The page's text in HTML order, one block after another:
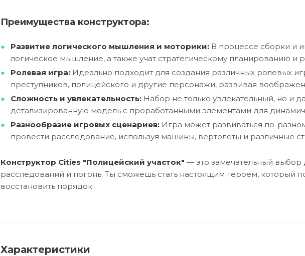
Преимущества конструктора:
Развитие логического мышления и моторики: В процессе сборки и
логическое мышление, а также учат стратегическому планированию и
Ролевая игра: Идеально подходит для создания различных ролевых
преступников, полицейского и другие персонажи, развивая
Сложность и увлекательность: Набор не только увлекательный, но и
детализированную модель с проработанными элементами для
Разнообразие игровых сценариев: Игра может развиваться по-
провести расследование, используя машины, вертолеты и различные
Конструктор Cities "Полицейский участок" — это замечательный
расследований и погонь. Ты сможешь стать настоящим героем, который
восстановить порядок.
Характеристики